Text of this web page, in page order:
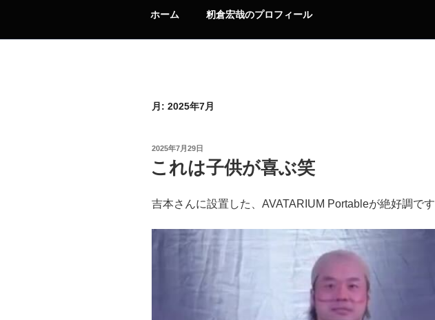
ホーム 籾倉宏哉のプロフィール
月: 2025年7月
投
日:
2025年7月29日
これは子供が喜ぶ笑
吉本さんに設置した、AVATARIUM Portableが絶好調です